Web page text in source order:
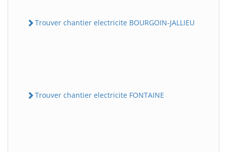
Trouver chantier electricite BOURGOIN-JALLIEU
Trouver chantier electricite FONTAINE